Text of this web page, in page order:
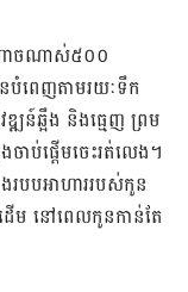
ហោច​ណាស់​៥០០​
ន​បំពេញ​តាម​រយៈ​ទឹក​
ន៍​ឆ្អឹង​ និង​ធ្មេញ​ ព្រម​
ាប់ផ្ដើម​ចេះ​រត់​លេង​។​
បប​អាហារ​របស់​កូន​​
ម​ នៅ​ពេល​កូន​កាន់​តែ